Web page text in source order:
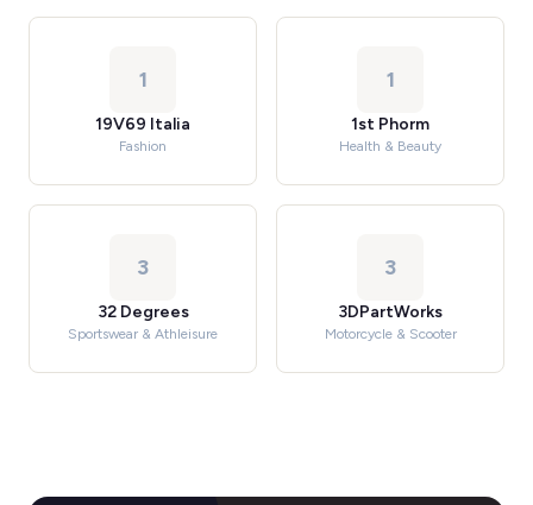
1
19V69 Italia
Fashion
1
1st Phorm
Health & Beauty
3
32 Degrees
Sportswear & Athleisure
3
3DPartWorks
Motorcycle & Scooter